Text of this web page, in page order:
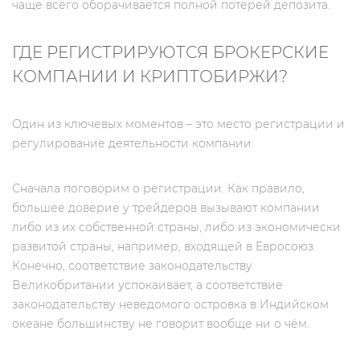
чаще всего оборачивается полной потерей депозита.
ГДЕ РЕГИСТРИРУЮТСЯ БРОКЕРСКИЕ
КОМПАНИИ И КРИПТОБИРЖИ?
Один из ключевых моментов – это место регистрации и
регулирование деятельности компании.
Сначала поговорим о регистрации. Как правило,
большее доверие у трейдеров вызывают компании
либо из их собственной страны, либо из экономически
развитой страны, например, входящей в Евросоюз.
Конечно, соответствие законодательству
Великобритании успокаивает, а соответствие
законодательству неведомого островка в Индийском
океане большинству не говорит вообще ни о чём.